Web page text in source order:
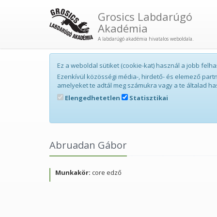
Grosics Labdarúgó
Akadémia
A labdarúgó akadémia hivatalos weboldala.
Ez a weboldal sütiket (cookie-kat) használ a jobb
Ezenkívül közösségi média-, hirdető- és elemező
amelyeket te adtál meg számukra vagy a te általad
Elengedhetetlen
Statisztikai
Abruadan Gábor
Munkakör: core edző